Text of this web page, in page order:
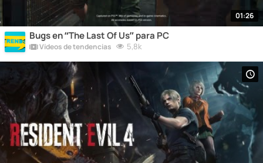
01:26
Bugs en “The Last Of Us” para PC
Vídeos de tendencias 5,8k